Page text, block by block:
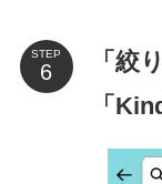
STEP
「絞
「